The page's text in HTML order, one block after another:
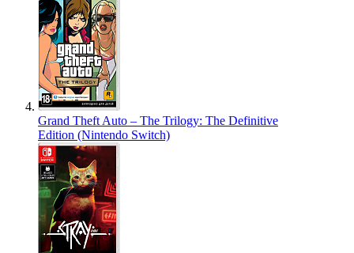
Grand Theft Auto – The Trilogy: The Definitive
Edition (Nintendo Switch)